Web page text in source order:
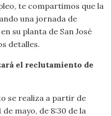
te compartimos que la
una jornada de
su planta de San José
detalles.
el reclutamiento de
se realiza a partir de
mayo, de 8:30 de la